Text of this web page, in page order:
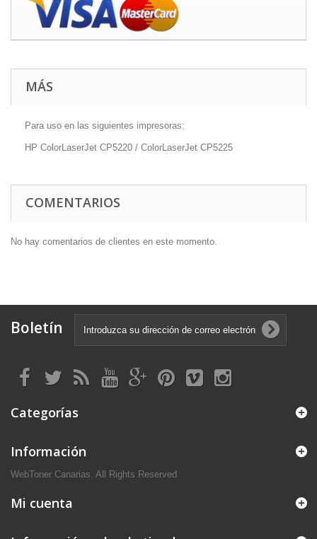
MÁS
Para uso en las siguientes impresoras:
HP ColorLaserJet CP5220 / ColorLaserJet CP5225
COMENTARIOS
No hay comentarios de clientes en este momento.
Boletín
Categorías
Información
WebToner Canarias. All Rights Reserved
Mi cuenta